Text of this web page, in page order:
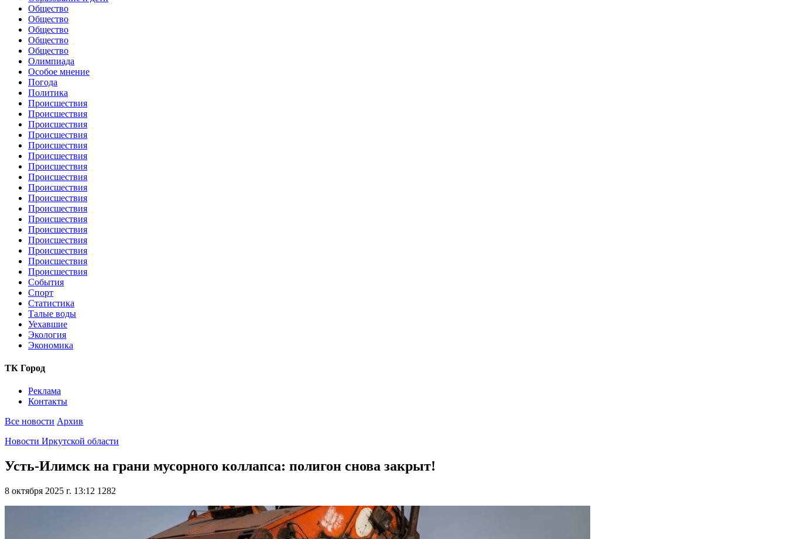
Общество
Общество
Общество
Общество
Общество
Олимпиада
Особое мнение
Погода
Политика
Происшествия
Происшествия
Происшествия
Происшествия
Происшествия
Происшествия
Происшествия
Происшествия
Происшествия
Происшествия
Происшествия
Происшествия
Происшествия
Происшествия
Происшествия
Происшествия
Происшествия
События
Спорт
Статистика
Талые воды
Уехавшие
Экология
Экономика
ТК Город
Реклама
Контакты
Все новости Архив
Новости Иркутской области
Усть-Илимск на грани мусорного коллапса: полигон снова закрыт!
8 октября 2025 г. 13:12 1282